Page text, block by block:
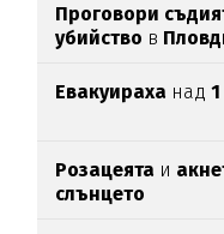
Проговори
убийство в
Евакуираха над
Розацеята и
слънцето